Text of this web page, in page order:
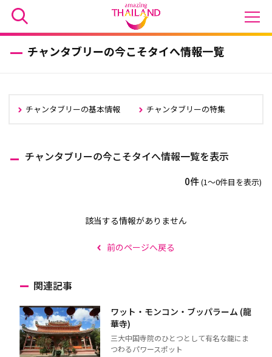
チャンタブリーの今こそタイへ情報一覧
チャンタブリーの基本情報 チャンタブリーの特集
チャンタブリーの今こそタイへ情報一覧を表示
0件(1〜0件目を表示)
該当する情報がありません
前のページへ戻る
関連記事
ワット・モンコン・ブッパラーム (龍
華寺)
三大中国寺院のひとつとして有名な龍にま
つわるパワースポット